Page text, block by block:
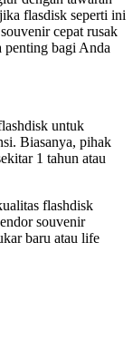
flasdisk seperti ini
cepat rusak
penting bagi Anda
untuk
Biasanya, pihak
1 tahun atau
flashdisk
souvenir
baru atau life